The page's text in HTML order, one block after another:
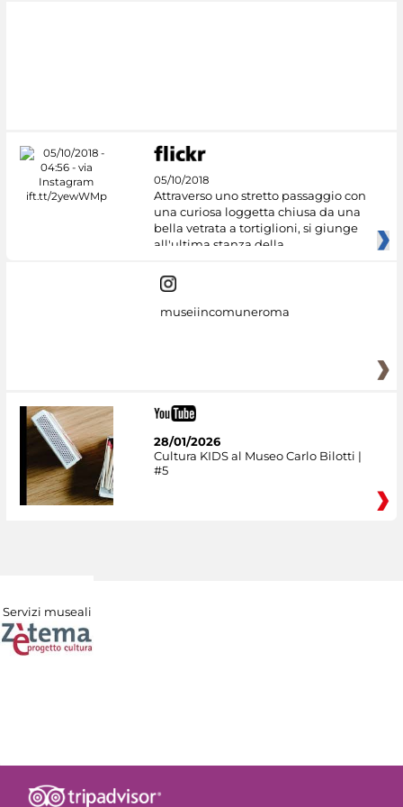
05/10/2018
Attraverso uno stretto passaggio con
una curiosa loggetta chiusa da una
bella vetrata a tortiglioni, si giunge
all'ultima stanza della
museiincomuneroma
28/01/2026
Cultura KIDS al Museo Carlo Bilotti |
#5
Servizi museali